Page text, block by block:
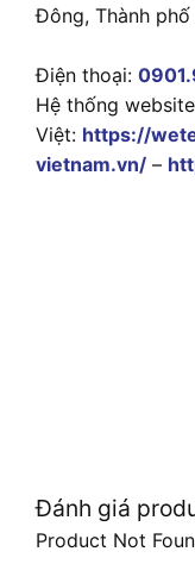
Đông, Thành
Điện thoại:
Hệ thống
Việt: https://
vietnam.vn/ –
Đánh giá
Product Not